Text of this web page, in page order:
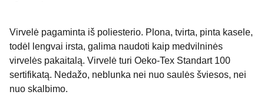
Virvelė pagaminta iš poliesterio. Plona, tvirta, pinta kasele,
todėl lengvai irsta, galima naudoti kaip medvilninės
virvelės pakaitalą. Virvelė turi Oeko-Tex Standart 100
sertifikatą. Nedažo, neblunka nei nuo saulės šviesos, nei
nuo skalbimo.